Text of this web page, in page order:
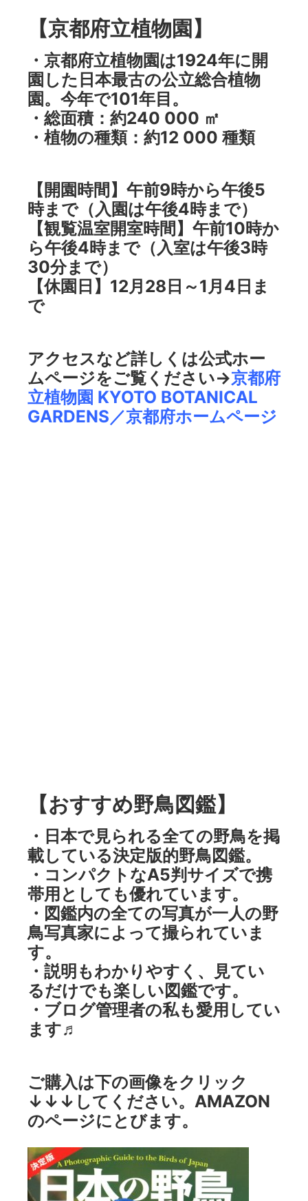
【京都府立植物園】
・京都府立植物園は1924年に開
園した日本最古の公立総合植物
園。今年で101年目。
・総面積：約240 000 ㎡
・植物の種類：約12 000 種類
【開園時間】午前9時から午後5
時まで（入園は午後4時まで）
【観覧温室開室時間】午前10時か
ら午後4時まで（入室は午後3時
30分まで）
【休園日】12月28日～1月4日ま
で
アクセスなど詳しくは公式ホー
ムページをご覧ください→京都府
立植物園 KYOTO BOTANICAL
GARDENS／京都府ホームページ
【おすすめ野鳥図鑑】
・日本で見られる全ての野鳥を掲
載している決定版的野鳥図鑑。
・コンパクトなA5判サイズで携
帯用としても優れています。
・図鑑内の全ての写真が一人の野
鳥写真家によって撮られていま
す。
・説明もわかりやすく、見てい
るだけでも楽しい図鑑です。
・ブログ管理者の私も愛用してい
ます♬
ご購入は下の画像をクリック
↓↓↓してください。AMAZON
のページにとびます。